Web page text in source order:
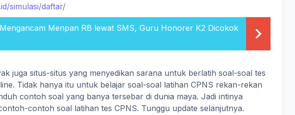
simulasi/daftar/
Mengancam Menpan RB lewat SMS, Guru Honorer K2 Dicokok
juga situs-situs yang menyedikan sarana untuk berlatih soal-soal tes
Tidak hanya itu untuk belajar soal-soal latihan CPNS rekan-rekan
contoh soal yang banya tersebar di dunia maya. Jadi intinya
contoh soal latihan tes CPNS. Tunggu update selanjutnya.